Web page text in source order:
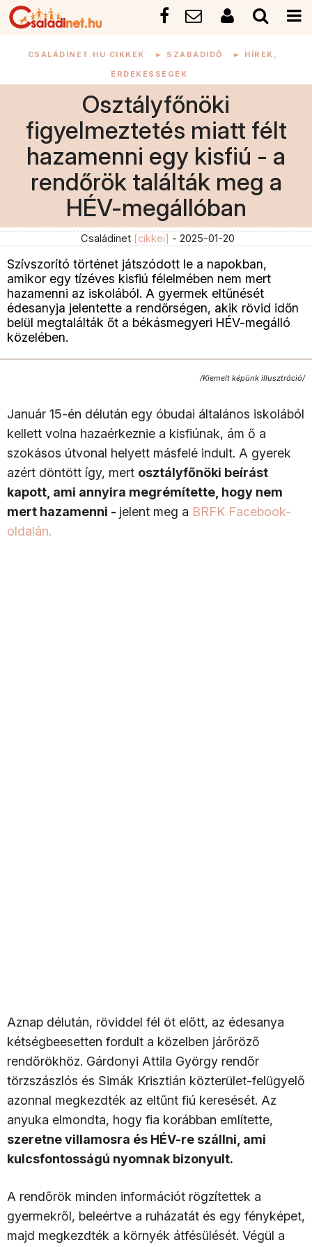
CSALÁDINET.HU CIKKEK ► SZABADIDŐ ► HÍREK,
ÉRDEKESSÉGEK
Osztályfőnöki
figyelmeztetés miatt félt
hazamenni egy kisfiú - a
rendőrök találták meg a
HÉV-megállóban
Családinet [cikkei] - 2025-01-20
Szívszorító történet játszódott le a napokban,
amikor egy tízéves kisfiú félelmében nem mert
hazamenni az iskolából. A gyermek eltűnését
édesanyja jelentette a rendőrségen, akik rövid időn
belül megtalálták őt a békásmegyeri HÉV-megálló
közelében.
/Kiemelt képünk illusztráció/
Január 15-én délután egy óbudai általános iskolából
kellett volna hazaérkeznie a kisfiúnak, ám ő a
szokásos útvonal helyett másfelé indult. A gyerek
azért döntött így, mert osztályfőnöki beírást
kapott, ami annyira megrémítette, hogy nem
mert hazamenni - jelent meg a BRFK Facebook-
oldalán.
Aznap délután, röviddel fél öt előtt, az édesanya
kétségbeesetten fordult a közelben járőröző
rendőrökhöz. Gárdonyi Attila György rendőr
törzszászlós és Simák Krisztián közterület-felügyelő
azonnal megkezdték az eltűnt fiú keresését. Az
anyuka elmondta, hogy fia korábban említette,
szeretne villamosra és HÉV-re szállni, ami
kulcsfontosságú nyomnak bizonyult.
A rendőrök minden információt rögzítettek a
gyermekről, beleértve a ruházatát és egy fényképet,
majd megkezdték a környék átfésülését. Végül a